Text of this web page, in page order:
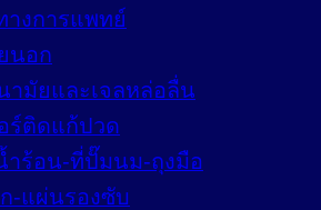
งการแพทย์
นอก
ามัยและเจลหล่อลื่น
ร์ติดแก้ปวด
ำร้อน-ที่ปั๊มนม-ถุงมือ
-แผ่นรองซับ